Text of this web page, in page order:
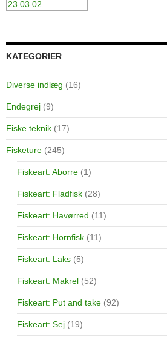
KATEGORIER
Diverse indlæg (16)
Endegrej (9)
Fiske teknik (17)
Fisketure (245)
Fiskeart: Aborre (1)
Fiskeart: Fladfisk (28)
Fiskeart: Havørred (11)
Fiskeart: Hornfisk (11)
Fiskeart: Laks (5)
Fiskeart: Makrel (52)
Fiskeart: Put and take (92)
Fiskeart: Sej (19)